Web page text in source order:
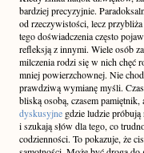
bardziej precyzyjnie.
od rzeczywistości, lecz
tego doświadczenia często
refleksją z innymi. Wiele osób
milczenia rodzi się w nich chęć
mniej powierzchownej. Nie
prawdziwą wymianę myśli.
bliską osobą, czasem pamiętnik,
dyskusyjne gdzie ludzie
i szukają słów dla tego, co
codzienności. To pokazuje, że